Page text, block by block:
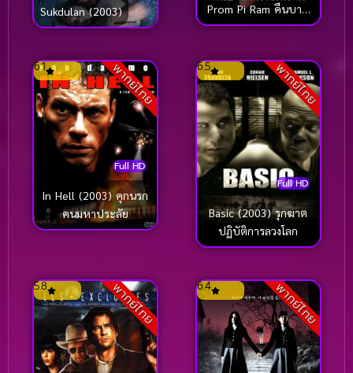
Sukdulan (2003)
Prom Pi Ram คืนบาป
พรหมพิราม (2003)
พากย์ไทย
Full HD
6.1
In Hell (2003) คุกนรก
คนมหาประลัย
พากย์ไทย
Full HD
6.5
Basic (2003) รุกฆาต
ปฏิบัติการลวงโลก
พากย์ไทย
5.8 พากย์ไทย
6.4